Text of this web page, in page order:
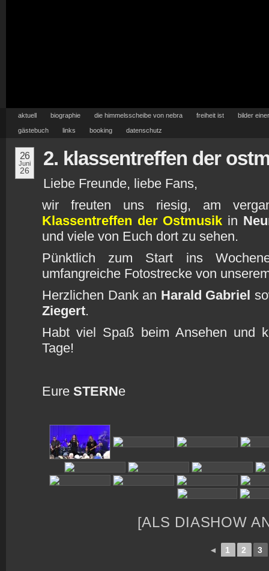
aktuell biographie die himmelsscheibe von nebra freiheit ist bilder
gästebuch links booking datenschutz
26
Juni
26
2. klassentreffen der
Liebe Freunde, liebe Fans,
wir freuten uns riesig, am
Klassentreffen der Ostmusik in
und viele von Euch dort zu sehen.
Pünktlich zum Start ins
umfangreiche Fotostrecke von
Herzlichen Dank an Harald Gabriel
Ziegert.
Habt viel Spaß beim Ansehen und
Tage!
Eure STERNe
[ALS DIASHOW
◄ 1 2 3